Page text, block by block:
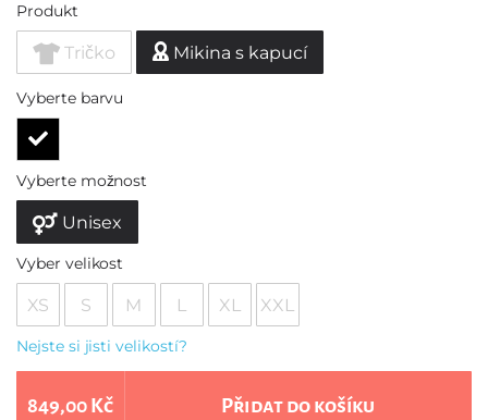
Produkt
Tričko Mikina s kapucí
Vyberte barvu
Vyberte možnost
Unisex
Vyber velikost
XS S M L XL XXL
Nejste si jisti velikostí?
849,00 Kč Přidat do košíku